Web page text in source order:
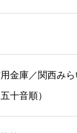
金庫／関西み
十音順）